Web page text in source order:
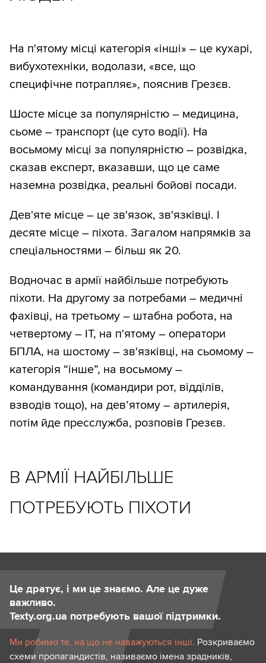
На п'ятому місці категорія «інші» – це кухарі,
вибухотехніки, водолази, «все, що
специфічне потрапляє», пояснив Грезєв.
Шосте місце за популярністю – медицина,
сьоме – транспорт (це суто водії). На
восьмому місці за популярністю – розвідка,
сказав експерт, вказавши, що це саме
наземна розвідка, реальні бойові посади.
Дев'яте місце – це зв'язок, зв'язківці. І
десяте місце – піхота. Загалом напрямків за
спеціальностями – більш як 20.
Водночас в армії найбільше потребують
піхоти. На другому за потребами – медичні
фахівці, на третьому – штабна робота, на
четвертому – ІТ, на п'ятому – оператори
БПЛА, на шостому – зв'язківці, на сьомому –
категорія “інше”, на восьмому –
командування (командири рот, відділів,
взводів тощо), на дев’ятому – артилерія,
потім йде пресслужба, розповів Грезєв.
В АРМІЇ НАЙБІЛЬШЕ
ПОТРЕБУЮТЬ ПІХОТИ
Це дратує, і ми це знаємо. Але це дуже
важливо.
Texty.org.ua потребують вашої підтримки.
Ми робимо те, на що не наважуються інші. Розкриваємо
схеми пропагандистів, називаємо імена зрадників,